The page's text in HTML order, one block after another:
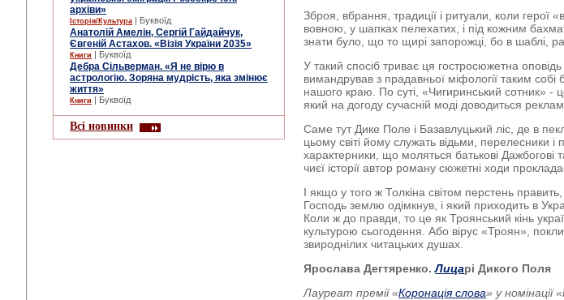
архіви»
Історія/Культура | Буквоїд
Анатолій Амелін, Сергій Гайдайчук,
Євгеній Астахов. «Візія України 2035»
Книги | Буквоїд
Дебра Сільверман. «Я не вірю в
астрологію. Зоряна мудрість, яка змінює
життя»
Книги | Буквоїд
Всі новинки
Зброя, вбрання, традиції і ритуали, коли герої
вовною, у шапках пелехатих, і під кожним
знати було, що то щирі запорожці, бо в шаблі,
У такий спосіб триває ця гостросюжетна
вимандрував з прадавньої міфології таким
нашого краю. По суті, «Чигиринський сотник» -
який на догоду сучасній моді доводиться
Саме тут Дике Поле і Базавлуцький ліс, де в
цьому світі йому служать відьми, перелесники і
характерники, що моляться батькові Дажбогові
чиєї історії автор роману сюжетні ходи
І якщо у того ж Толкіна світом перстень
Господь землю одімкнув, і який приходить в
Коли ж до правди, то це як Троянський кінь
культурою сьогодення. Або вірус «Троян»,
звироднілих читацьких душах.
Ярослава Дегтяренко.Лицарі Дикого Поля
Лауреат премії «Коронація слова» у номінації